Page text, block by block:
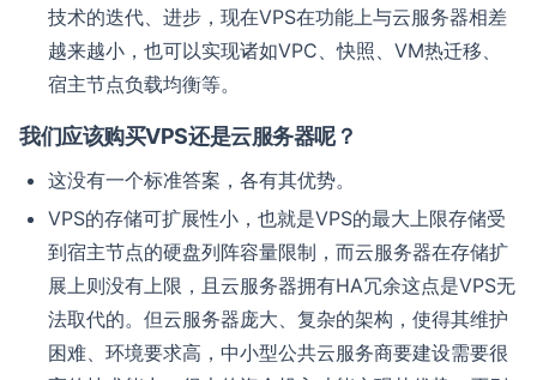
技术的迭代、进步，现在VPS在功能上与云服务器相差
越来越小，也可以实现诸如VPC、快照、VM热迁移、
宿主节点负载均衡等。
我们应该购买VPS还是云服务器呢？
这没有一个标准答案，各有其优势。
VPS的存储可扩展性小，也就是VPS的最大上限存储受
到宿主节点的硬盘列阵容量限制，而云服务器在存储扩
展上则没有上限，且云服务器拥有HA冗余这点是VPS无
法取代的。但云服务器庞大、复杂的架构，使得其维护
困难、环境要求高，中小型公共云服务商要建设需要很